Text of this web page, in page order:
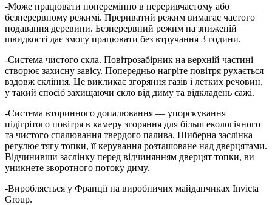
-Може працювати поперемінно в переривчастому або
безперервному режимі. Прериватий режим вимагає частого
подавання деревини. Безперервний режим на зниженій
швидкості дає змогу працювати без втручання 3 години.
-Система чистого скла. Повітрозабірник на верхній частині
створює захисну завісу. Попередньо нагріте повітря рухається
вздовж скління. Це викликає згоряння газів і летких речовин,
у такий спосіб захищаючи скло від диму та відкладень сажі.
-Система вторинного допалювання — упорскування
підігрітого повітря в камеру згоряння для більш екологічного
та чистого спалювання твердого палива. Шиберна заслінка
регулює тягу топки, її керування розташоване над дверцятами.
Відчинивши заслінку перед відчинянням дверцят топки, ви
уникнете зворотного потоку диму.
-Виробляється у Франції на виробничих майданчиках Invicta
Group.